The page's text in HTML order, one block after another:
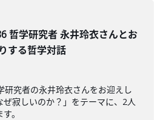
哲学研究者 永井玲衣さんとお
する哲学対話
研究者の永井玲衣さんをお迎えし
ぜ寂しいのか？」をテーマに、2人
。